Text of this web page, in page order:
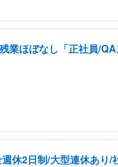
業ほぼなし「正社員/
休2日制/大型連休あり/